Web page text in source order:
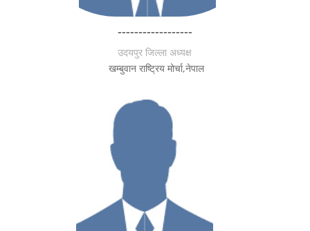
------------------
उदयपुर जिल्ला अध्यक्ष
खम्बुवान राष्ट्रिय मोर्चा,नेपाल